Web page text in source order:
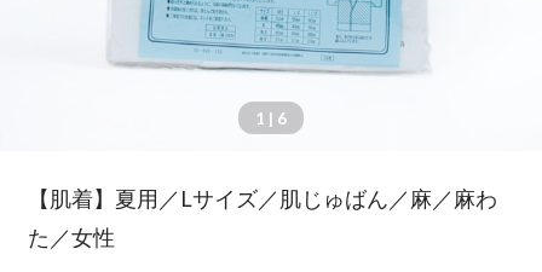
1 | 6
【肌着】夏用／Lサイズ／肌じゅばん／麻／麻わ
た／女性